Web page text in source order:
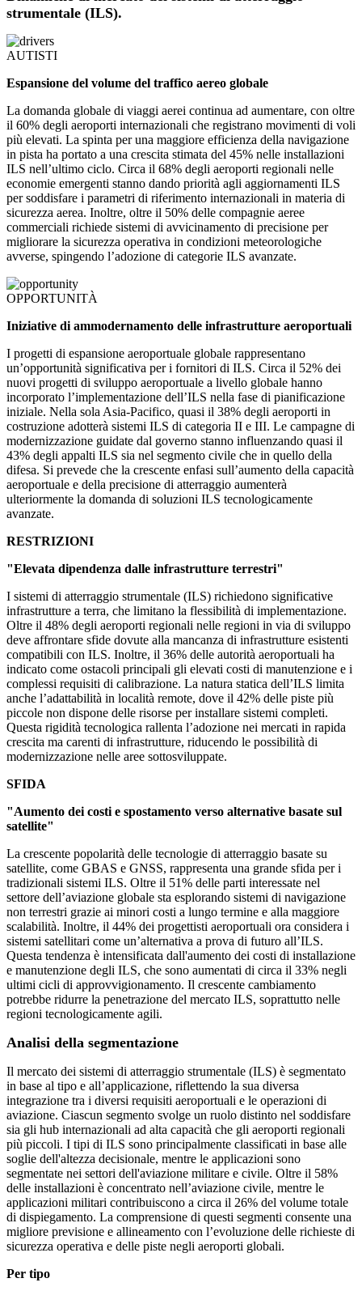
strumentale (ILS).
AUTISTI
Espansione del volume del traffico aereo globale
La domanda globale di viaggi aerei continua ad aumentare, con oltre
il 60% degli aeroporti internazionali che registrano movimenti di voli
più elevati. La spinta per una maggiore efficienza della navigazione
in pista ha portato a una crescita stimata del 45% nelle installazioni
ILS nell’ultimo ciclo. Circa il 68% degli aeroporti regionali nelle
economie emergenti stanno dando priorità agli aggiornamenti ILS
per soddisfare i parametri di riferimento internazionali in materia di
sicurezza aerea. Inoltre, oltre il 50% delle compagnie aeree
commerciali richiede sistemi di avvicinamento di precisione per
migliorare la sicurezza operativa in condizioni meteorologiche
avverse, spingendo l’adozione di categorie ILS avanzate.
OPPORTUNITÀ
Iniziative di ammodernamento delle infrastrutture aeroportuali
I progetti di espansione aeroportuale globale rappresentano
un’opportunità significativa per i fornitori di ILS. Circa il 52% dei
nuovi progetti di sviluppo aeroportuale a livello globale hanno
incorporato l’implementazione dell’ILS nella fase di pianificazione
iniziale. Nella sola Asia-Pacifico, quasi il 38% degli aeroporti in
costruzione adotterà sistemi ILS di categoria II e III. Le campagne di
modernizzazione guidate dal governo stanno influenzando quasi il
43% degli appalti ILS sia nel segmento civile che in quello della
difesa. Si prevede che la crescente enfasi sull’aumento della capacità
aeroportuale e della precisione di atterraggio aumenterà
ulteriormente la domanda di soluzioni ILS tecnologicamente
avanzate.
RESTRIZIONI
"Elevata dipendenza dalle infrastrutture terrestri"
I sistemi di atterraggio strumentale (ILS) richiedono significative
infrastrutture a terra, che limitano la flessibilità di implementazione.
Oltre il 48% degli aeroporti regionali nelle regioni in via di sviluppo
deve affrontare sfide dovute alla mancanza di infrastrutture esistenti
compatibili con ILS. Inoltre, il 36% delle autorità aeroportuali ha
indicato come ostacoli principali gli elevati costi di manutenzione e i
complessi requisiti di calibrazione. La natura statica dell’ILS limita
anche l’adattabilità in località remote, dove il 42% delle piste più
piccole non dispone delle risorse per installare sistemi completi.
Questa rigidità tecnologica rallenta l’adozione nei mercati in rapida
crescita ma carenti di infrastrutture, riducendo le possibilità di
modernizzazione nelle aree sottosviluppate.
SFIDA
"Aumento dei costi e spostamento verso alternative basate sul
satellite"
La crescente popolarità delle tecnologie di atterraggio basate su
satellite, come GBAS e GNSS, rappresenta una grande sfida per i
tradizionali sistemi ILS. Oltre il 51% delle parti interessate nel
settore dell’aviazione globale sta esplorando sistemi di navigazione
non terrestri grazie ai minori costi a lungo termine e alla maggiore
scalabilità. Inoltre, il 44% dei progettisti aeroportuali ora considera i
sistemi satellitari come un’alternativa a prova di futuro all’ILS.
Questa tendenza è intensificata dall'aumento dei costi di installazione
e manutenzione degli ILS, che sono aumentati di circa il 33% negli
ultimi cicli di approvvigionamento. Il crescente cambiamento
potrebbe ridurre la penetrazione del mercato ILS, soprattutto nelle
regioni tecnologicamente agili.
Analisi della segmentazione
Il mercato dei sistemi di atterraggio strumentale (ILS) è segmentato
in base al tipo e all’applicazione, riflettendo la sua diversa
integrazione tra i diversi requisiti aeroportuali e le operazioni di
aviazione. Ciascun segmento svolge un ruolo distinto nel soddisfare
sia gli hub internazionali ad alta capacità che gli aeroporti regionali
più piccoli. I tipi di ILS sono principalmente classificati in base alle
soglie dell'altezza decisionale, mentre le applicazioni sono
segmentate nei settori dell'aviazione militare e civile. Oltre il 58%
delle installazioni è concentrato nell’aviazione civile, mentre le
applicazioni militari contribuiscono a circa il 26% del volume totale
di dispiegamento. La comprensione di questi segmenti consente una
migliore previsione e allineamento con l’evoluzione delle richieste di
sicurezza operativa e delle piste negli aeroporti globali.
Per tipo